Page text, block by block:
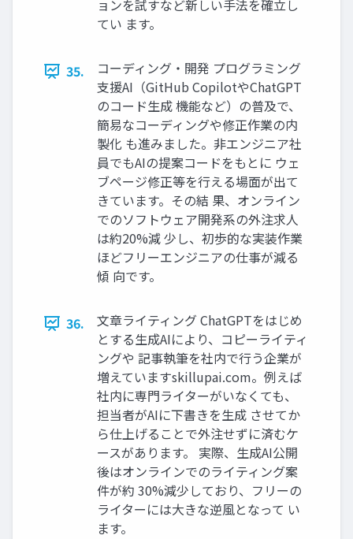
ョンを試すなど新しい手法を確立し
てい ます。
35.
コーディング・開発 プログラミング
支援AI（GitHub CopilotやChatGPT
のコード生成 機能など）の普及で、
簡易なコーディングや修正作業の内
製化 も進みました。非エンジニア社
員でもAIの提案コードをもとに ウェ
ブページ修正等を行える場面が出て
きています。その結 果、オンライン
でのソフトウェア開発系の外注求人
は約20%減 少し、初歩的な実装作業
ほどフリーエンジニアの仕事が減る
傾 向です。
36.
文章ライティング ChatGPTをはじめ
とする生成AIにより、コピーライティ
ングや 記事執筆を社内で行う企業が
増えていますskillupai.com。例えば
社内に専門ライターがいなくても、
担当者がAIに下書きを生成 させてか
ら仕上げることで外注せずに済むケ
ースがあります。 実際、生成AI公開
後はオンラインでのライティング案
件が約 30%減少しており、フリーの
ライターには大きな逆風となって い
ます。